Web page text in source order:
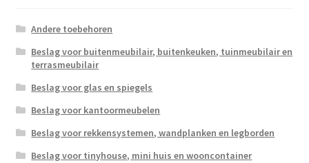
Andere toebehoren
Beslag voor buitenmeubilair, buitenkeuken, tuinmeubilair en
terrasmeubilair
Beslag voor glas en spiegels
Beslag voor kantoormeubelen
Beslag voor rekkensystemen, wandplanken en legborden
Beslag voor tinyhouse, mini huis en wooncontainer